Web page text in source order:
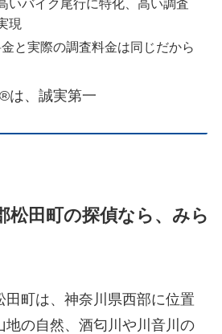
いバイク尾行に特化、高い調査
現
と実際の調査料金は同じだから
は、誠実第一
松田町の探偵なら、みら
田町は、神奈川県西部に位置
地の自然、酒匂川や川音川の